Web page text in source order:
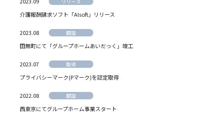
介護報酬請求ソフト「AIsoft」リリース
2023.08 開設
田無町にて「グループホームあいだっく」竣工
2023.07 取得
プライバシーマーク(Pマーク)を認定取得
2022.08 開設
西東京にてグループホーム事業スタート